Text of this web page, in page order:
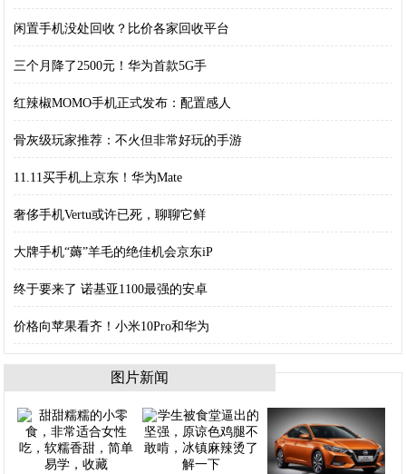
闲置手机没处回收？比价各家回收平台
三个月降了2500元！华为首款5G手
红辣椒MOMO手机正式发布：配置感人
骨灰级玩家推荐：不火但非常好玩的手游
11.11买手机上京东！华为Mate
奢侈手机Vertu或许已死，聊聊它鲜
大牌手机“薅”羊毛的绝佳机会京东iP
终于要来了 诺基亚1100最强的安卓
价格向苹果看齐！小米10Pro和华为
图片新闻